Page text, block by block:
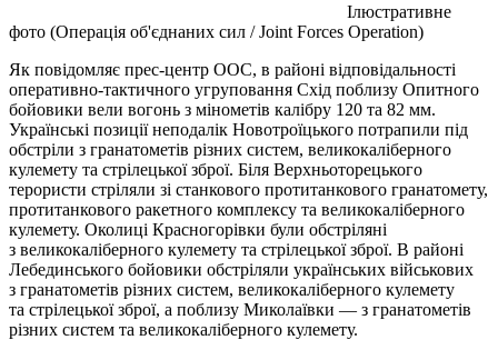
Ілюстративне
фото (Операція об'єднаних сил / Joint Forces Operation)
Як повідомляє прес-центр ООС, в районі відповідальності
оперативно-тактичного угруповання Схід поблизу Опитного
бойовики вели вогонь з мінометів калібру 120 та 82 мм.
Українські позиції неподалік Новотроїцького потрапили під
обстріли з гранатометів різних систем, великокаліберного
кулемету та стрілецької зброї. Біля Верхньоторецького
терористи стріляли зі станкового протитанкового гранатомету,
протитанкового ракетного комплексу та великокаліберного
кулемету. Околиці Красногорівки були обстріляні
з великокаліберного кулемету та стрілецької зброї. В районі
Лебединського бойовики обстріляли українських військових
з гранатометів різних систем, великокаліберного кулемету
та стрілецької зброї, а поблизу Миколаївки — з гранатометів
різних систем та великокаліберного кулемету.